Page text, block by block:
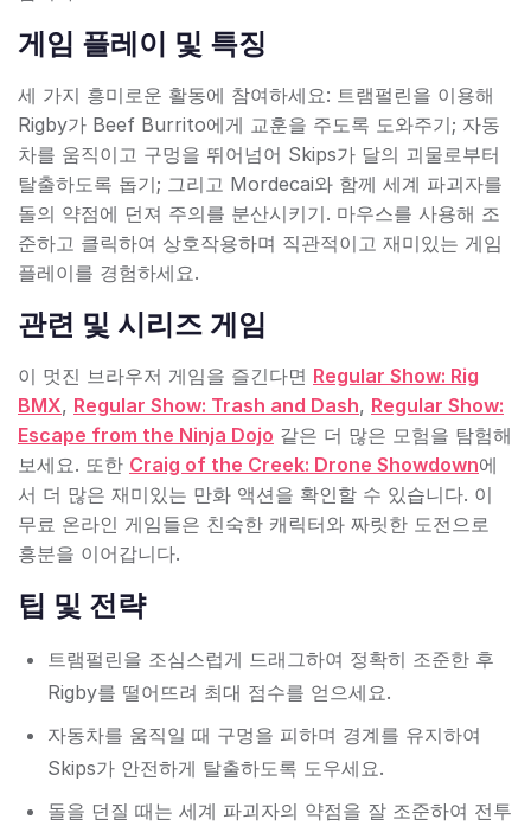
게임 플레이 및 특징
세 가지 흥미로운 활동에 참여하세요: 트램펄린을 이용해
Rigby가 Beef Burrito에게 교훈을 주도록 도와주기; 자동
차를 움직이고 구멍을 뛰어넘어 Skips가 달의 괴물로부터
탈출하도록 돕기; 그리고 Mordecai와 함께 세계 파괴자를
돌의 약점에 던져 주의를 분산시키기. 마우스를 사용해 조
준하고 클릭하여 상호작용하며 직관적이고 재미있는 게임
플레이를 경험하세요.
관련 및 시리즈 게임
이 멋진 브라우저 게임을 즐긴다면 Regular Show: Rig
BMX, Regular Show: Trash and Dash, Regular Show:
Escape from the Ninja Dojo 같은 더 많은 모험을 탐험해
보세요. 또한 Craig of the Creek: Drone Showdown에
서 더 많은 재미있는 만화 액션을 확인할 수 있습니다. 이
무료 온라인 게임들은 친숙한 캐릭터와 짜릿한 도전으로
흥분을 이어갑니다.
팁 및 전략
트램펄린을 조심스럽게 드래그하여 정확히 조준한 후
Rigby를 떨어뜨려 최대 점수를 얻으세요.
자동차를 움직일 때 구멍을 피하며 경계를 유지하여
Skips가 안전하게 탈출하도록 도우세요.
돌을 던질 때는 세계 파괴자의 약점을 잘 조준하여 전투